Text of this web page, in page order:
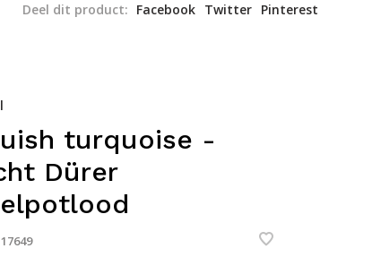
Deel dit product: Facebook Twitter Pinterest
turquoise -
Dürer